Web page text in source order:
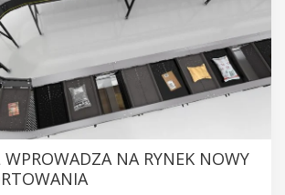
WPROWADZA NA RYNEK NOWY